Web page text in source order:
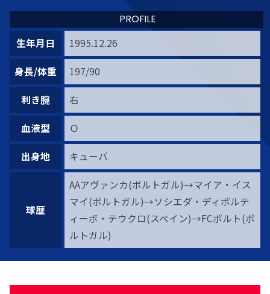
生年月日 1995.12.26
身長/体重 197/90
利き腕 右
血液型 Ｏ
出身地 キューバ
球歴
AAアヴァンカ(ポルトガル)→マイア・イス
マイ(ポルトガル)→ソシエダ・ディポルテ
ィーボ・テウクロ(スペイン)→FCポルト(ポ
ルトガル)
PROFILE